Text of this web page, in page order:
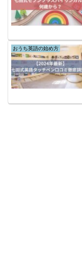
おうち英語の始め方